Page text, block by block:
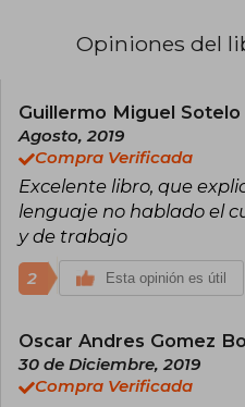
de grandes
profesor de la
aclamado
que colabora
comunicación y
éxito.
Opiniones del
Guillermo Miguel Sotelo
Agosto, 2019
Compra Verificada
Excelente libro, que
lenguaje no hablado el
y de trabajo
2 Esta opinión es útil
Oscar Andres Gomez
30 de Diciembre, 2019
Compra Verificada